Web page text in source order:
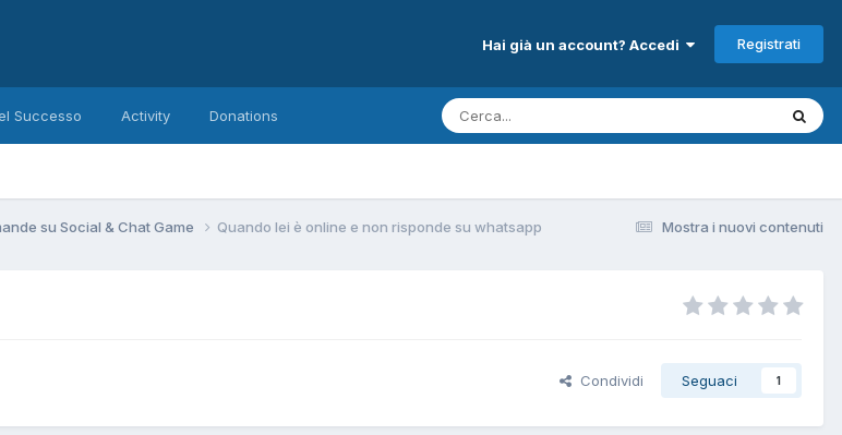
Hai già un account? Accedi Registrati
Successo Activity Donations
Mostra i nuovi contenuti
su Social & Chat Game Quando lei è online e non risponde su whatsapp
Condividi Seguaci 1